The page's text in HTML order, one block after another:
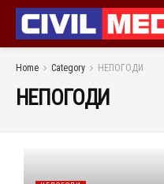
Home Category НЕПОГОДИ
НЕПОГОДИ